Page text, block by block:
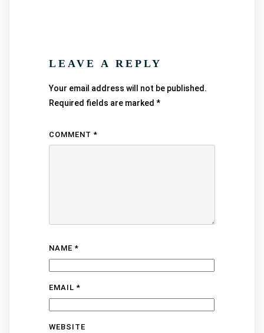
LEAVE A REPLY
Your email address will not be published.
Required fields are marked *
COMMENT *
NAME *
EMAIL *
WEBSITE